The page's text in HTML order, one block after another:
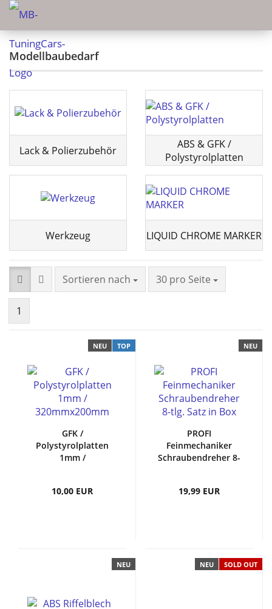
Modellbaubedarf
Lack & Polierzubehör
ABS & GFK /
Polystyrolplatten
Werkzeug LIQUID CHROME MARKER
Sortieren nach 30 pro Seite
1
NEU TOP
GFK /
Polystyrolplatten
1mm /
10,00 EUR
NEU
PROFI
Feinmechaniker
Schraubendreher 8-
19,99 EUR
NEU NEU SOLD OUT